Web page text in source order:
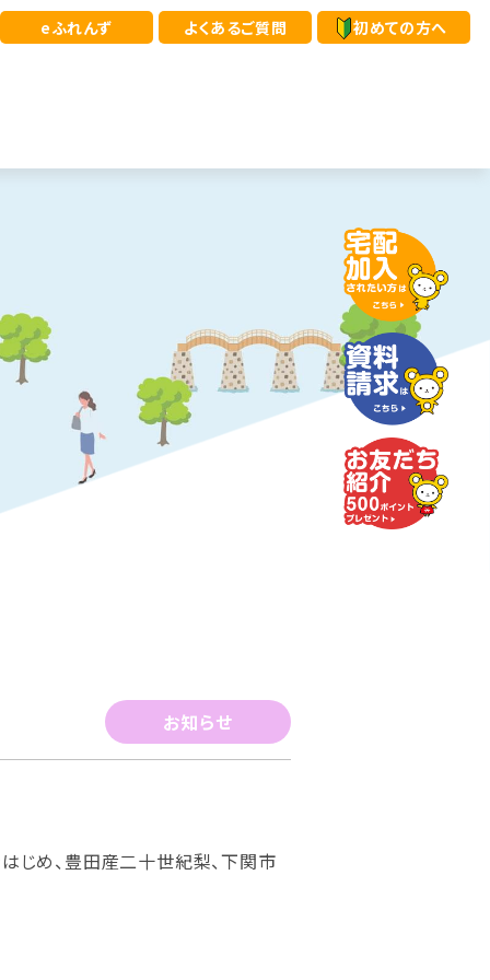
eふれんず よくあるご質問 初めての方へ
お知らせ
じめ、豊田産二十世紀梨、下関市